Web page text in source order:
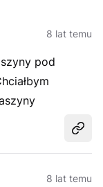
8 lat temu
pod
8 lat temu